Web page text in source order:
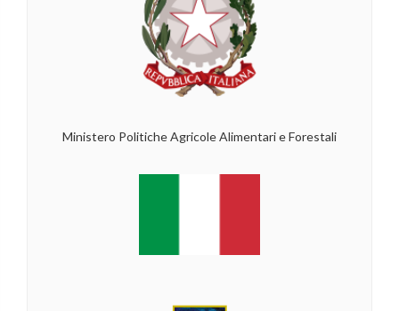
Ministero Politiche Agricole Alimentari e Forestali